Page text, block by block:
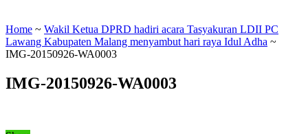
Home ~ Wakil Ketua DPRD hadiri acara Tasyakuran LDII PC
Lawang Kabupaten Malang menyambut hari raya Idul Adha ~
IMG-20150926-WA0003
IMG-20150926-WA0003